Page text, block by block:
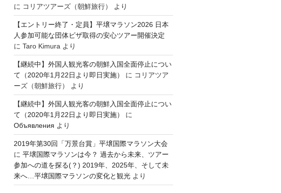
に コリアツアーズ（朝鮮旅行） より
【エントリー終了・定員】平壌マラソン2026 日本
人参加可能な団体ビザ取得の安心ツアー開催決定
に Taro Kimura より
【継続中】外国人観光客の朝鮮入国全面停止につい
て（2020年1月22日より即日実施）
に コリアツア
ーズ（朝鮮旅行）
より
【継続中】外国人観光客の朝鮮入国全面停止につい
て（2020年1月22日より即日実施）
に
Объявления より
2019年第30回「万景台賞」平壌国際マラソン大会
に 平壌国際マラソンは今？ 過去から未来、ツアー
参加への道を探る(？) 2019年、2025年、そして未
来へ…平壌国際マラソンの変化と観光より